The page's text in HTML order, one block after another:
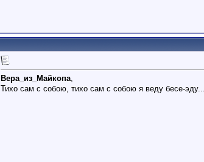
Вера_из_Майкопа,
Тихо сам с собою, тихо сам с собою я веду бесе-эду...